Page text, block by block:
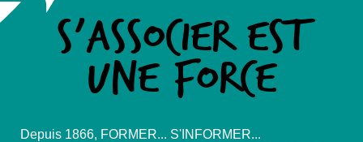
S'associer est
une force
Depuis 1866, FORMER... S'INFORMER...